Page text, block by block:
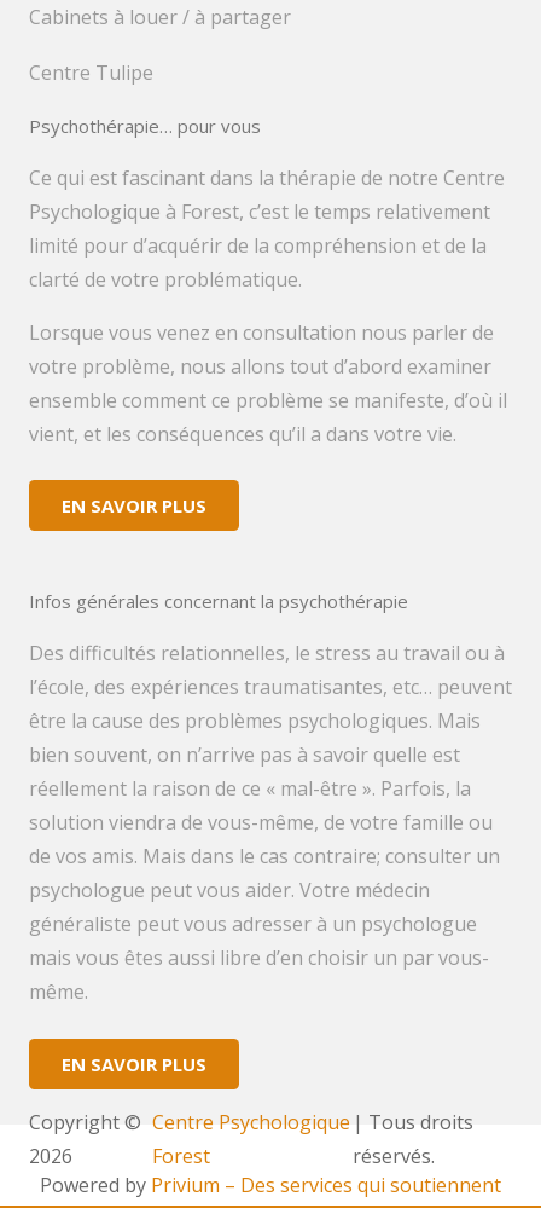
Cabinets à louer / à partager
Centre Tulipe
Psychothérapie… pour vous
Ce qui est fascinant dans la thérapie de notre Centre
Psychologique à Forest, c’est le temps relativement
limité pour d’acquérir de la compréhension et de la
clarté de votre problématique.
Lorsque vous venez en consultation nous parler de
votre problème, nous allons tout d’abord examiner
ensemble comment ce problème se manifeste, d’où il
vient, et les conséquences qu’il a dans votre vie.
EN SAVOIR PLUS
Infos générales concernant la psychothérapie
Des difficultés relationnelles, le stress au travail ou à
l’école, des expériences traumatisantes, etc… peuvent
être la cause des problèmes psychologiques. Mais
bien souvent, on n’arrive pas à savoir quelle est
réellement la raison de ce « mal-être ». Parfois, la
solution viendra de vous-même, de votre famille ou
de vos amis. Mais dans le cas contraire; consulter un
psychologue peut vous aider. Votre médecin
généraliste peut vous adresser à un psychologue
mais vous êtes aussi libre d’en choisir un par vous-
même.
EN SAVOIR PLUS
Copyright ©
2026
Centre Psychologique
Forest
| Tous droits
réservés.
Powered by Privium – Des services qui soutiennent